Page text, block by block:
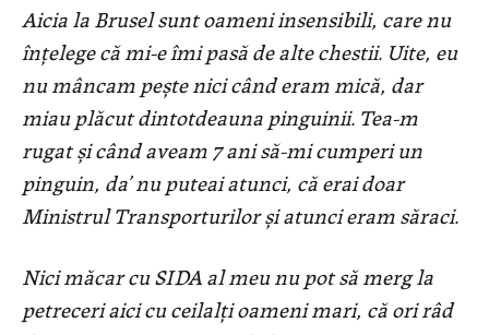
Aicia la Brusel sunt oameni insensibili, care nu
înțelege că mi-e îmi pasă de alte chestii. Uite, eu
nu mâncam pește nici când eram mică, dar
miau plăcut dintotdeauna pinguinii. Tea-m
rugat și când aveam 7 ani să-mi cumperi un
pinguin, da’ nu puteai atunci, că erai doar
Ministrul Transporturilor și atunci eram săraci.
Nici măcar cu SIDA al meu nu pot să merg la
petreceri aici cu ceilalți oameni mari, că ori râd